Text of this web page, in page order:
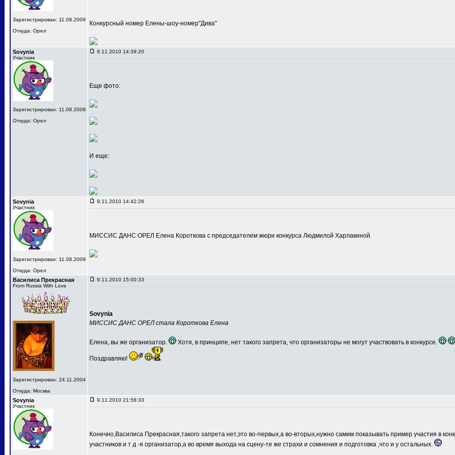
Зарегистрирован: 11.08.2009
Откуда: Орел
Конкурсный номер Елены-шоу-номер"Дива"
Sovynia
Участник
Зарегистрирован: 11.08.2009
Откуда: Орел
9.11.2010 14:39:20
Еще фото:
И еще:
Sovynia
Участник
Зарегистрирован: 11.08.2009
Откуда: Орел
9.11.2010 14:42:26
МИССИС ДАНС ОРЕЛ Елена Короткова с председателем жюри конкурса Людмилой Харлакиной.
Василиса Прекрасная
From Russia With Love
Зарегистрирован: 24.11.2004
Откуда: Москва
9.11.2010 15:00:33
Sovynia
МИССИС ДАНС ОРЕЛ стала Короткова Елена
Елена, вы же организатор. Хотя, в принципе, нет такого запрета, что организаторы не могут участвовать в конкурсе.
Поздравляю!
Sovynia
Участник
9.11.2010 21:58:33
Конечно,Василиса Прекрасная,такого запрета нет,это во-первых,а во-вторых,нужно самим показывать пример участия в
участников и т д -я организатор,а во время выхода на сцену-те же страхи и сомнения и подготовка ,что и у остальных.